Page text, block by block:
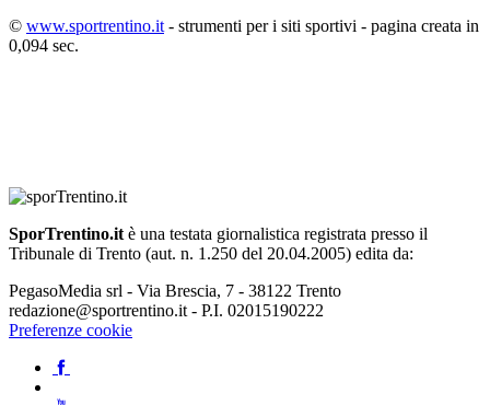
© www.sportrentino.it - strumenti per i siti sportivi - pagina creata in
0,094 sec.
SporTrentino.it è una testata giornalistica registrata presso il
Tribunale di Trento (aut. n. 1.250 del 20.04.2005) edita da:
PegasoMedia srl - Via Brescia, 7 - 38122 Trento
redazione@sportrentino.it - P.I. 02015190222
Preferenze cookie